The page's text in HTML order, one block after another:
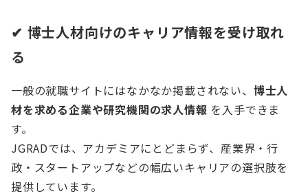
✔ 博士人材向けのキャリア情報を受け取れ
る
一般の就職サイトにはなかなか掲載されない、 博士人
材を求める企業や研究機関の求人情報 を入手できま
す。
JGRADでは、アカデミアにとどまらず、産業界・行
政・スタートアップなどの幅広いキャリアの選択肢を
提供しています。